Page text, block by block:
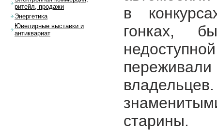
в
гонках,
старины.
ритейл, продажи
Энергетика
Ювелирные выставки и
антиквариат